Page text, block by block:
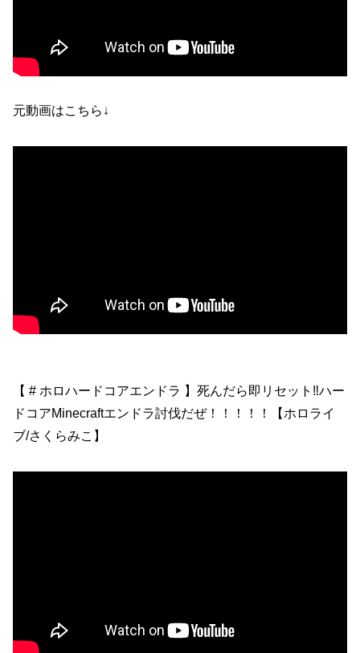
元動画はこちら↓
【 # ホロハードコアエンドラ 】死んだら即リセット‼ハー
ドコアMinecraftエンドラ討伐だぜ！！！！！【ホロライ
ブ/さくらみこ】